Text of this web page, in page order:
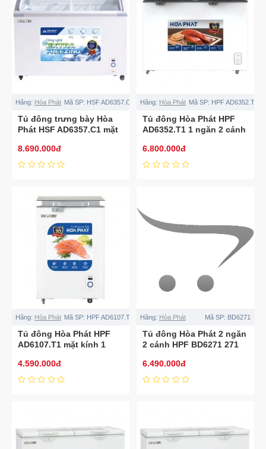
Hãng: Hòa Phát Mã SP: HSF AD6357.C1
Tủ đông trưng bày Hòa
Phát HSF AD6357.C1 mặt
8.690.000đ
Hãng: Hòa Phát Mã SP: HPF AD6352.T1
Tủ đông Hòa Phát HPF
AD6352.T1 1 ngăn 2 cánh
6.800.000đ
Hãng: Hòa Phát Mã SP: HPF AD6107.T1
Tủ đông Hòa Phát HPF
AD6107.T1 mặt kính 1
4.590.000đ
Hãng: Hòa Phát Mã SP: BD6271
Tủ đông Hòa Phát 2 ngăn
2 cánh HPF BD6271 271
6.490.000đ